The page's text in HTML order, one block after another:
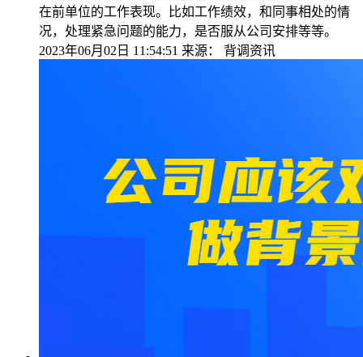
在前单位的工作表现。比如工作绩效，和同事相处的情
况，处理紧急问题的能力，是否服从公司安排等等。
2023年06月02日 11:54:51 来源： 背调资讯